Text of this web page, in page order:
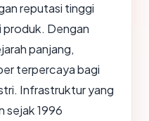
reputasi tinggi
produk. Dengan
panjang,
terpercaya bagi
Infrastruktur yang
sejak 1996